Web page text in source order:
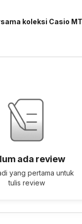
koleksi Casio
ada review
yang pertama untuk
tulis review